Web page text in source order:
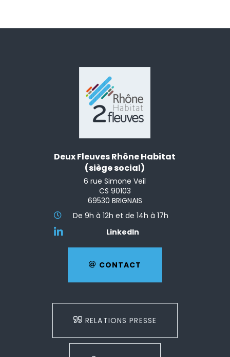
Deux Fleuves Rhône Habitat
(siège social)
6 rue Simone Veil
CS 90103
69530 BRIGNAIS
De 9h à 12h et de 14h à 17h
LinkedIn
CONTACT
RELATIONS PRESSE